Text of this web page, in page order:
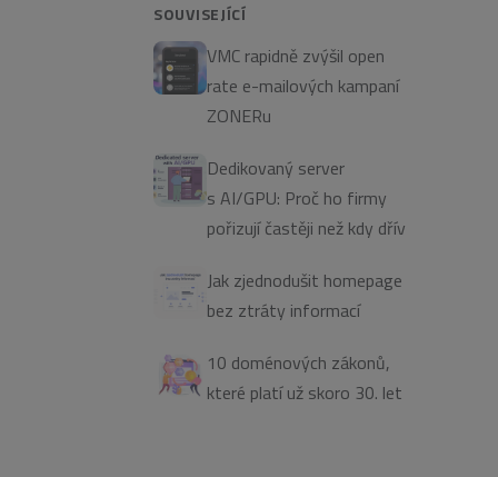
SOUVISEJÍCÍ
VMC rapidně zvýšil open
rate e-mailových kampaní
ZONERu
Dedikovaný server
s AI/GPU: Proč ho firmy
pořizují častěji než kdy dřív
Jak zjednodušit homepage
bez ztráty informací
10 doménových zákonů,
které platí už skoro 30. let